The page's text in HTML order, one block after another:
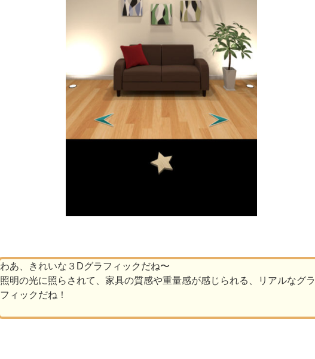
わあ、きれいな３Dグラフィックだね〜
照明の光に照らされて、家具の質感や重量感が感じられる、リアルなグラ
フィックだね！